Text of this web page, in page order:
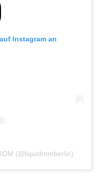
Instagram an
(@liquidromberlin)